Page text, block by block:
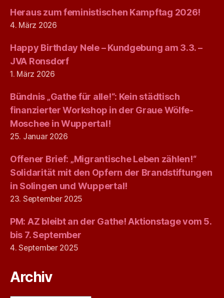
Heraus zum feministischen Kampftag 2026!
4. März 2026
Happy Birthday Nele – Kundgebung am 3.3. –
JVA Ronsdorf
1. März 2026
Bündnis „Gathe für alle!“: Kein städtisch
finanzierter Workshop in der Graue Wölfe-
Moschee in Wuppertal!
25. Januar 2026
Offener Brief: „Migrantische Leben zählen!“
Solidarität mit den Opfern der Brandstiftungen
in Solingen und Wuppertal!
23. September 2025
PM: AZ bleibt an der Gathe! Aktionstage vom 5.
bis 7. September
4. September 2025
Archiv